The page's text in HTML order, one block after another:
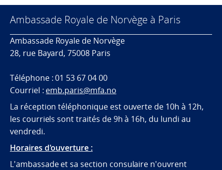
Ambassade Royale de Norvège à Paris
Ambassade Royale de Norvège
28, rue Bayard, 75008 Paris
Téléphone : 01 53 67 04 00
Courriel : emb.paris@mfa.no
La réception téléphonique est ouverte de 10h à 12h,
les courriels sont traités de 9h à 16h, du lundi au
vendredi.
Horaires d'ouverture :
L'ambassade et sa section consulaire n'ouvrent